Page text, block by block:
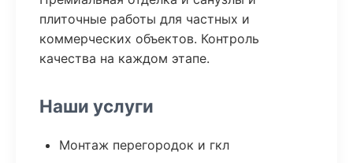
плиточные работы для частных и
коммерческих объектов. Контроль
качества на каждом этапе.
Наши услуги
Монтаж перегородок и гкл